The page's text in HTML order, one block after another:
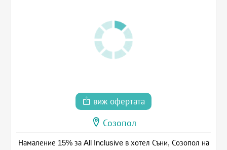
виж офертата
Созопол
Намаление 15% за All Inclusive в хотел Съни, Созопол на